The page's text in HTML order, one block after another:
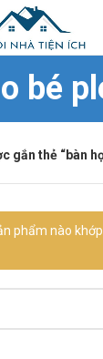
bé
gắn thẻ “bàn
phẩm nào